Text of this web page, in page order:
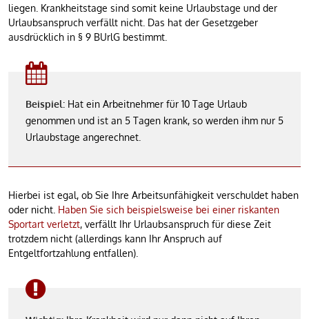
liegen. Krankheitstage sind somit keine Urlaubstage und der
Urlaubsanspruch verfällt nicht. Das hat der Gesetzgeber
ausdrücklich in § 9 BUrlG bestimmt.
Beispiel: Hat ein Arbeitnehmer für 10 Tage Urlaub
genommen und ist an 5 Tagen krank, so werden ihm nur 5
Urlaubstage angerechnet.
Hierbei ist egal, ob Sie Ihre Arbeitsunfähigkeit verschuldet haben
oder nicht. Haben Sie sich beispielsweise bei einer riskanten
Sportart verletzt, verfällt Ihr Urlaubsanspruch für diese Zeit
trotzdem nicht (allerdings kann Ihr Anspruch auf
Entgeltfortzahlung entfallen).